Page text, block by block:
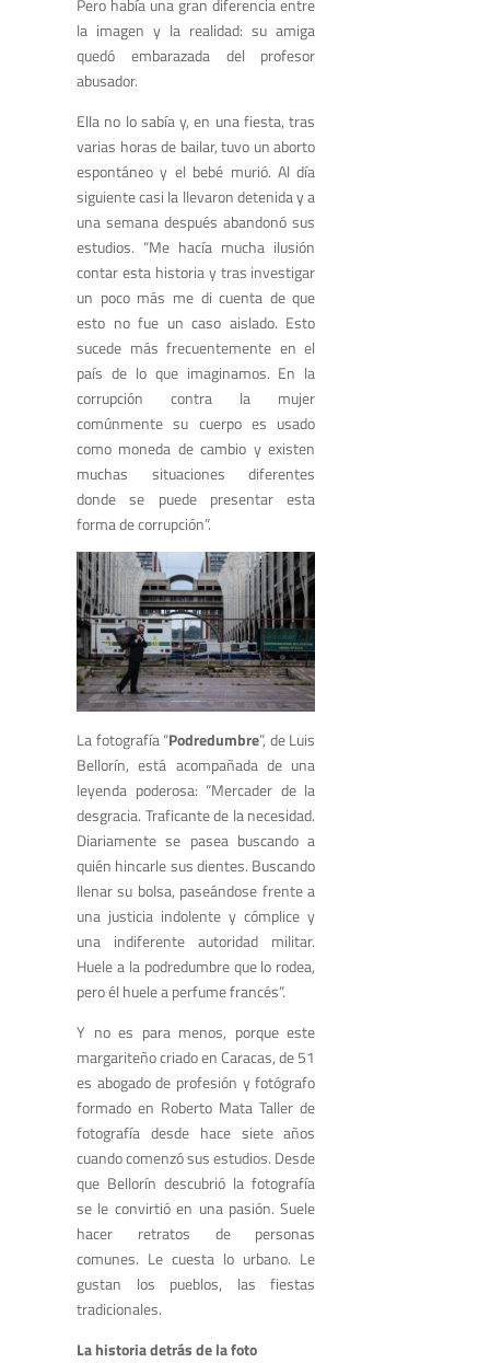
Pero había una gran diferencia entre
la imagen y la realidad: su amiga
quedó embarazada del profesor
abusador.
Ella no lo sabía y, en una fiesta, tras
varias horas de bailar, tuvo un aborto
espontáneo y el bebé murió. Al día
siguiente casi la llevaron detenida y a
una semana después abandonó sus
estudios. “Me hacía mucha ilusión
contar esta historia y tras investigar
un poco más me di cuenta de que
esto no fue un caso aislado. Esto
sucede más frecuentemente en el
país de lo que imaginamos. En la
corrupción contra la mujer
comúnmente su cuerpo es usado
como moneda de cambio y existen
muchas situaciones diferentes
donde se puede presentar esta
forma de corrupción”.
La fotografía “Podredumbre”, de Luis
Bellorín, está acompañada de una
leyenda poderosa: “Mercader de la
desgracia. Traficante de la necesidad.
Diariamente se pasea buscando a
quién hincarle sus dientes. Buscando
llenar su bolsa, paseándose frente a
una justicia indolente y cómplice y
una indiferente autoridad militar.
Huele a la podredumbre que lo rodea,
pero él huele a perfume francés”.
Y no es para menos, porque este
margariteño criado en Caracas, de 51
es abogado de profesión y fotógrafo
formado en Roberto Mata Taller de
fotografía desde hace siete años
cuando comenzó sus estudios. Desde
que Bellorín descubrió la fotografía
se le convirtió en una pasión. Suele
hacer retratos de personas
comunes. Le cuesta lo urbano. Le
gustan los pueblos, las fiestas
tradicionales.
La historia detrás de la foto